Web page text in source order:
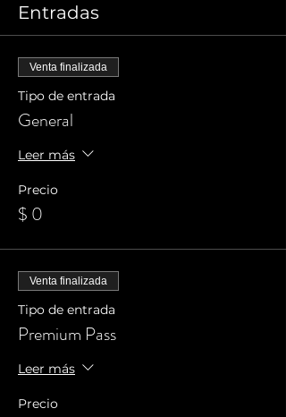
Entradas
Venta finalizada
Tipo de entrada
General
Leer más
Precio
$ 0
Venta finalizada
Tipo de entrada
Premium Pass
Leer más
Precio